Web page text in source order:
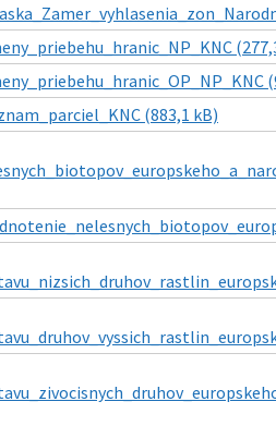
(883,1 kB)